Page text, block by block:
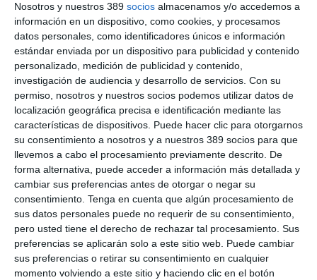
Nosotros y nuestros 389 socios almacenamos y/o accedemos a
información en un dispositivo, como cookies, y procesamos
datos personales, como identificadores únicos e información
estándar enviada por un dispositivo para publicidad y contenido
personalizado, medición de publicidad y contenido,
investigación de audiencia y desarrollo de servicios. Con su
permiso, nosotros y nuestros socios podemos utilizar datos de
localización geográfica precisa e identificación mediante las
características de dispositivos. Puede hacer clic para otorgarnos
su consentimiento a nosotros y a nuestros 389 socios para que
llevemos a cabo el procesamiento previamente descrito. De
forma alternativa, puede acceder a información más detallada y
cambiar sus preferencias antes de otorgar o negar su
consentimiento. Tenga en cuenta que algún procesamiento de
sus datos personales puede no requerir de su consentimiento,
pero usted tiene el derecho de rechazar tal procesamiento. Sus
preferencias se aplicarán solo a este sitio web. Puede cambiar
sus preferencias o retirar su consentimiento en cualquier
momento volviendo a este sitio y haciendo clic en el botón
Es de fácil acceso y el usuariono necesitará PINpara
identificarse, que podrá hacerlo a través del reconocimiento
facial o de lahuella dactilar,siempre que su dispositivo lo
permita. La app está disponible para Android e IOS.
Además, los asegurados adscritos alplan de fidelización
Mapfre teCuidamospodrán acceder al mismo desde la app.
En 2020, 1,3 millones de clientes de Mapfre se habían
descargado la app de la aseguradora, un 37% más que el año
anterior. Además, la web de la compañía recibió el año pasado
más de 20,3 millones de visitas, frente a los 15,8 millones de
2019.
Por otra parte, la tasa de operaciones en autoservicio de la
compañía alcanza ya el 62,3%, lo que supone 6,7 puntos más
que en 2019.
LO ÚLTIMO